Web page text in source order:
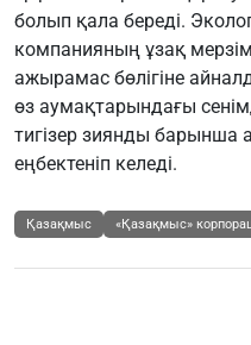
болып қала береді.
компанияның ұзақ
ажырамас бөлігіне
өз аумақтарындағы
тигізер зиянды барынша
еңбектеніп келеді.
Қазақмыс «Қазақмыс»